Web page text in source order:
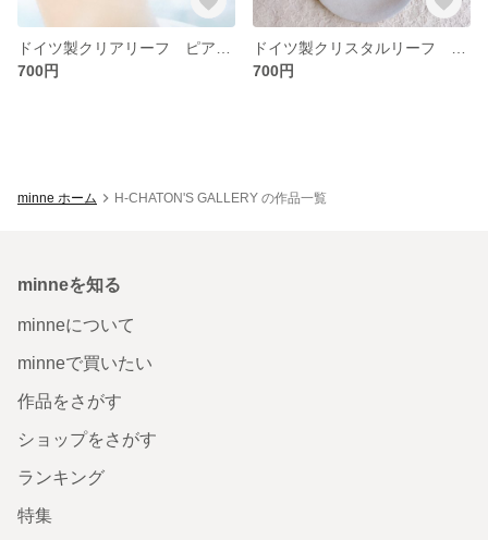
700円
700円
minne ホーム H-CHATON'S GALLERY の作品一覧
minneを知る
minneについて
minneで買いたい
作品をさがす
ショップをさがす
ランキング
特集